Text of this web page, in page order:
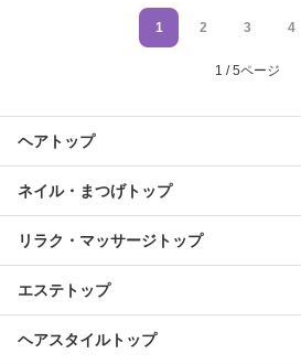
1 2 3 4
1 / 5ページ
ヘアトップ
ネイル・まつげトップ
リラク・マッサージトップ
エステトップ
ヘアスタイルトップ